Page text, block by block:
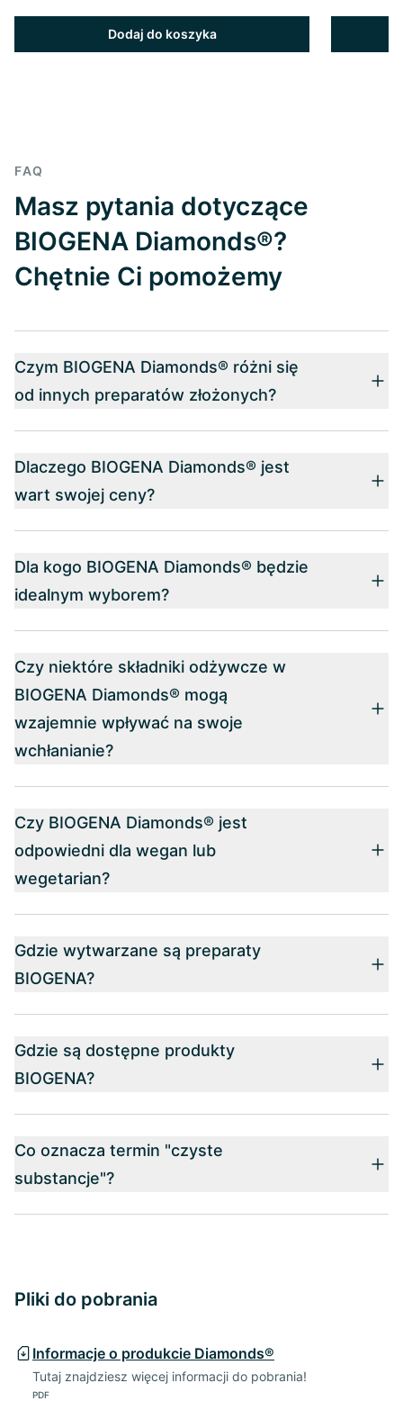
Dodaj do koszyka
FAQ
Masz pytania dotyczące
BIOGENA Diamonds®?
Chętnie Ci pomożemy
Czym BIOGENA Diamonds® różni się
od innych preparatów złożonych?
Dlaczego BIOGENA Diamonds® jest
wart swojej ceny?
Dla kogo BIOGENA Diamonds® będzie
idealnym wyborem?
Czy niektóre składniki odżywcze w
BIOGENA Diamonds® mogą
wzajemnie wpływać na swoje
wchłanianie?
Czy BIOGENA Diamonds® jest
odpowiedni dla wegan lub
wegetarian?
Gdzie wytwarzane są preparaty
BIOGENA?
Gdzie są dostępne produkty
BIOGENA?
Co oznacza termin "czyste
substancje"?
Pliki do pobrania
Informacje o produkcie Diamonds®
Tutaj znajdziesz więcej informacji do pobrania!
PDF